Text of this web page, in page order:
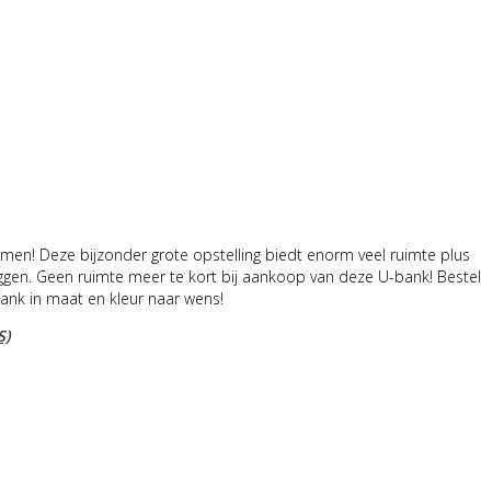
Deze bijzonder grote opstelling biedt enorm veel ruimte plus
Geen ruimte meer te kort bij aankoop van deze U-bank! Bestel
in maat en kleur naar wens!